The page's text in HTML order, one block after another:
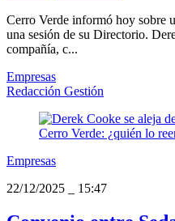
Cerro Verde informó hoy sobre
una sesión de su Directorio.
compañía, c...
Empresas
Redacción Gestión
Empresas
22/12/2025
15:47